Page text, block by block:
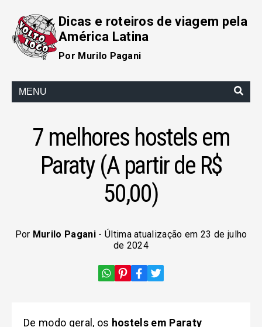
Dicas e roteiros de viagem pela
América Latina
Por Murilo Pagani
MENU
7 melhores hostels em
Paraty (A partir de R$
50,00)
Por Murilo Pagani- Última atualização em 23 de julho
de 2024
De modo geral, os hostels em Paraty